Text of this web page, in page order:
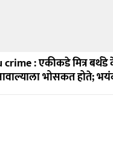
: एकीकडे मित्र
भोसकत